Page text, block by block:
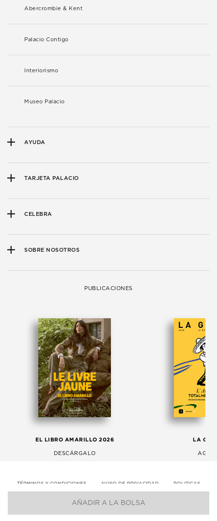
AÑADIR A LA BOLSA
Abercrombie & Kent
Palacio Contigo
Interiorismo
Museo Palacio
AYUDA
TARJETA PALACIO
CELEBRA
SOBRE NOSOTROS
PUBLICACIONES
EL LIBRO AMARILLO 2026
DESCÁRGALO
LA
TÉRMINOS Y CONDICIONES AVISO DE PRIVACIDAD POLITICAS